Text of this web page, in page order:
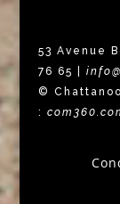
53 Avenue
76 65 |
©
: